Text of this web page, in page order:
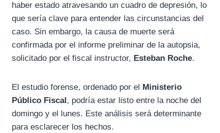
haber estado atravesando un cuadro de depresión, lo
que sería clave para entender las circunstancias del
caso. Sin embargo, la causa de muerte será
confirmada por el informe preliminar de la autopsia,
solicitado por el fiscal instructor, Esteban Roche.
El estudio forense, ordenado por el Ministerio
Público Fiscal, podría estar listo entre la noche del
domingo y el lunes. Este análisis será determinante
para esclarecer los hechos.